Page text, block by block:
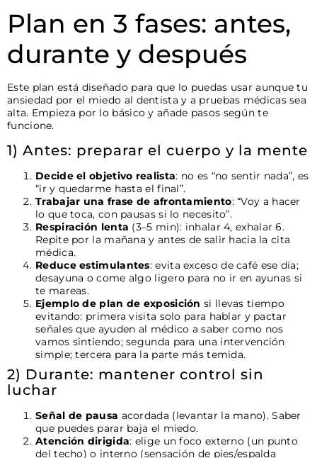
Plan en 3 fases: antes,
durante y después
Este plan está diseñado para que lo puedas usar aunque tu
ansiedad por el miedo al dentista y a pruebas médicas sea
alta. Empieza por lo básico y añade pasos según te
funcione.
1) Antes: preparar el cuerpo y la mente
Decide el objetivo realista: no es “no sentir nada”, es
“ir y quedarme hasta el final”.
Trabajar una frase de afrontamiento: “Voy a hacer
lo que toca, con pausas si lo necesito”.
Respiración lenta (3–5 min): inhalar 4, exhalar 6.
Repite por la mañana y antes de salir hacia la cita
médica.
Reduce estimulantes: evita exceso de café ese día;
desayuna o come algo ligero para no ir en ayunas si
te mareas.
Ejemplo de plan de exposición si llevas tiempo
evitando: primera visita solo para hablar y pactar
señales que ayuden al médico a saber como nos
vamos sintiendo; segunda para una intervención
simple; tercera para la parte más temida.
2) Durante: mantener control sin
luchar
Señal de pausa acordada (levantar la mano). Saber
que puedes parar baja el miedo.
Atención dirigida: elige un foco externo (un punto
del techo) o interno (sensación de pies/espalda